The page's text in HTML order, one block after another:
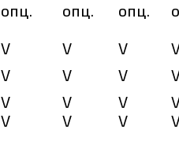
опц. опц. опц.
V V V
V V V
V V V
V V V